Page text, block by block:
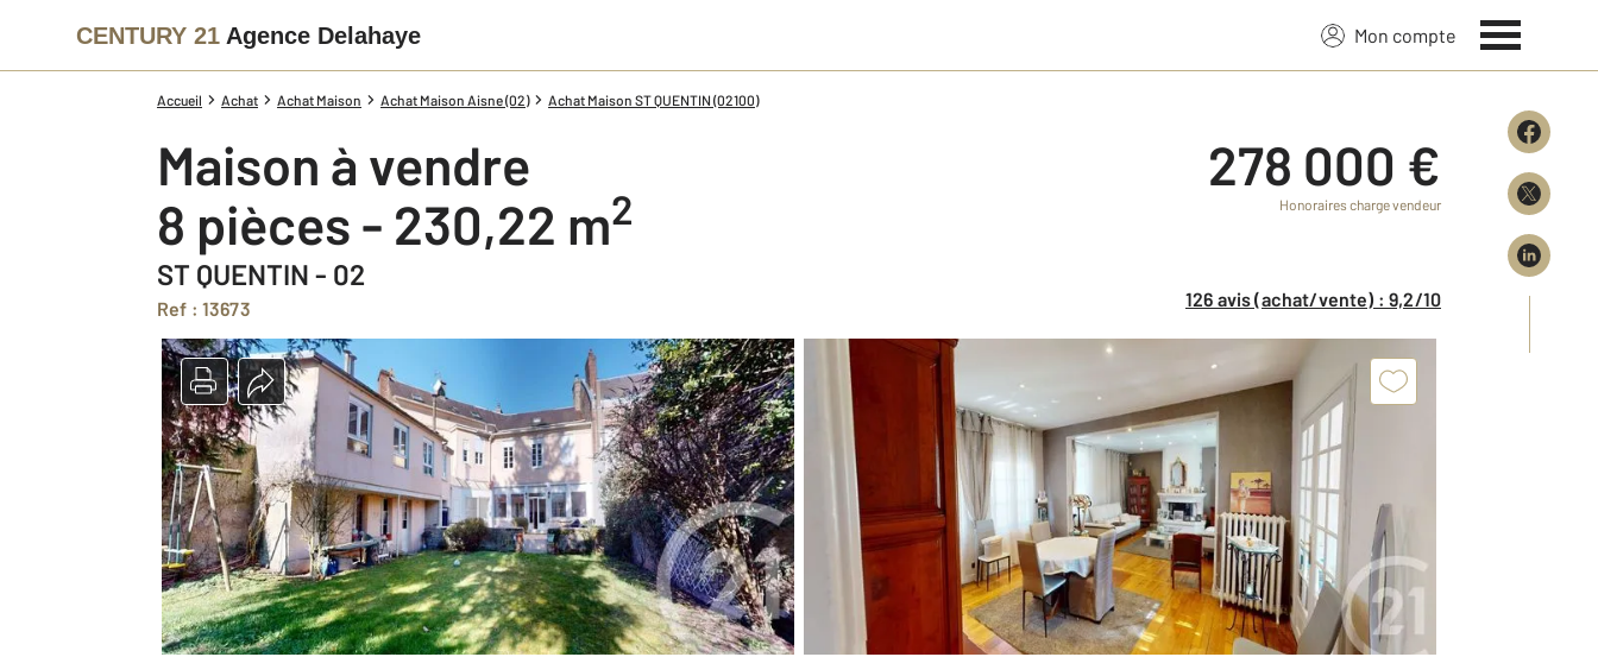
CENTURY 21 Agence Delahaye Mon compte
Accueil Achat Achat Maison Achat Maison Aisne (02) Achat Maison ST QUENTIN (02100)
Maison à vendre
8 pièces - 230,22 m2
ST QUENTIN - 02
Ref : 13673
278 000 €
Honoraires charge vendeur
126 avis (achat/vente) : 9,2/10